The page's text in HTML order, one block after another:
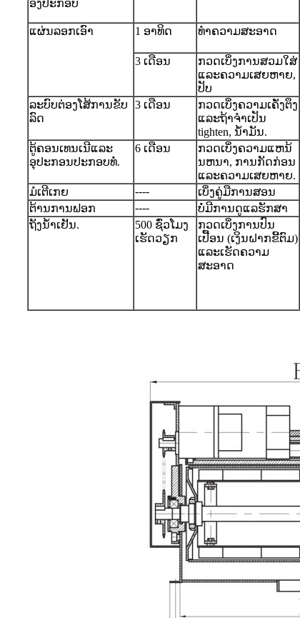
ອົງປະກອບ
ແຜ່ນລອກເອົາ 1 ອາ​ທິດ ທໍາຄວາມສະອາດ
3 ເດືອນ
ກວດເບິ່ງການສວມໃສ່
ແລະຄວາມເສຍຫາຍ,
ປັບ
ລະບົບຕ່ອງໂສ້ການຂັບ
ລົດ
3 ເດືອນ
ກວດເບິ່ງຄວາມເຄັ່ງຕຶງ
ແລະຖ້າຈໍາເປັນ
tighten, ນ້ໍາມັນ.
ຕູ້ຄອນເທນເນີແລະ
ອຸປະກອນປະກອບທໍ່.
6 ເດືອນ
ກວດເບິ່ງຄວາມແຫນ້
ນຫນາ, ການກັດກ່ອນ
ແລະຄວາມເສຍຫາຍ.
ມໍເຕີເກຍ
----
ເບິ່ງຄູ່ມືການສອນ
ຕ້ານການຟອກ
----
ບໍ່ມີການດູແລຮັກສາ
ຖັງນໍ້າເຢັນ.
500 ຊົ່ວໂມງ
ເຮັດວຽກ
ກວດເບິ່ງການປົນ
ເປື້ອນ (ເງິນຝາກຂີ້ຕົມ)
ແລະເຮັດຄວາມ
ສະອາດ